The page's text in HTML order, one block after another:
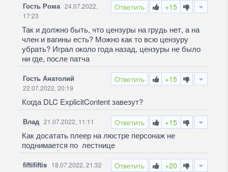
Ответить +15
Гость Рома 24.07.2022,
17:23
Так и должно быть, что цензуры на грудь нет, а на
член и вагины есть? Можно как то всю цензуру
убрать? Играл около года назад, цензуры не было
ни где, после патча
Ответить +15
Гость Анатолий
22.07.2022, 20:19
Когда DLC ExplicitContent завезут?
Ответить +15
Влад 21.07.2022, 11:11
Как досатать плеер на люстре персонаж не
поднимается по лестнице
Ответить +20
fiftififtis 18.07.2022, 21:32